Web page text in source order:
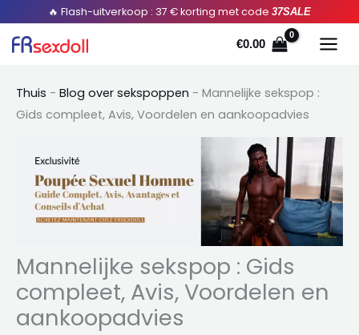
Doorgaan
artikel
🔥 Flash-uitverkoop : 37 € korting met code 37SALE
€0.00
Thuis - Blog over sekspoppen - Mannelijke sekspop :
Gids compleet, Avis, Voordelen en aankoopadvies
Mannelijke sekspop : Gids
compleet, Avis, Voordelen en
aankoopadvies
o
e